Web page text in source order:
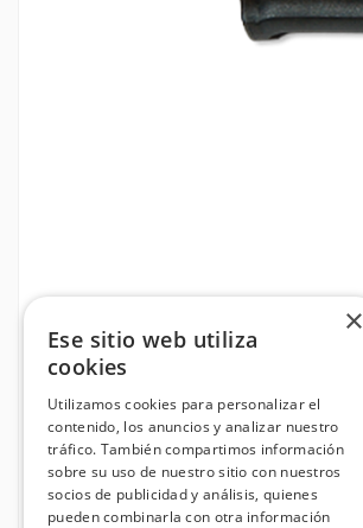
×
Ese sitio web utiliza
cookies
Utilizamos cookies para personalizar el
contenido, los anuncios y analizar nuestro
tráfico. También compartimos información
sobre su uso de nuestro sitio con nuestros
socios de publicidad y análisis, quienes
pueden combinarla con otra información